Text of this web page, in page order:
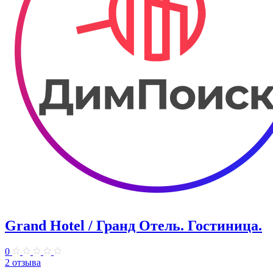
Grand Hotel / Гранд Отель. Гостиница.
0
2 отзыва